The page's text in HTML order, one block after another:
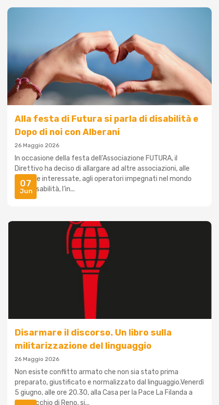
07
Jun
Alla festa di Futura si parla di disabilità e
Dopo di noi con Alberani
26 Maggio 2026
In occasione della festa dell’Associazione FUTURA, il
Direttivo ha deciso di allargare ad altre associazioni, alle
famiglie interessate, agli operatori impegnati nel mondo
della disabilità, l’in...
Disarmare il discorso. Un libro sulla
militarizzazione del linguaggio
26 Maggio 2026
Non esiste conflitto armato che non sia stato prima
preparato, giustificato e normalizzato dal linguaggio.Venerdì
5 giugno, alle ore 20.30, alla Casa per la Pace La Filanda a
Casalecchio di Reno, si...